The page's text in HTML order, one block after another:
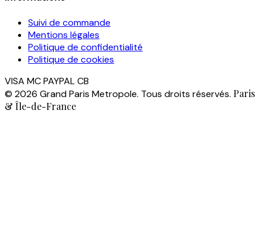
Suivi de commande
Mentions légales
Politique de confidentialité
Politique de cookies
VISA MCPAYPALCB
© 2026 Grand Paris Metropole. Tous droits réservés. Paris
& Île-de-France